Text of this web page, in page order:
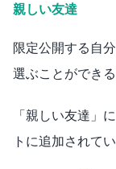
親しい友達
限定公開する自
選ぶことができる
「親しい友達」
トに追加されて